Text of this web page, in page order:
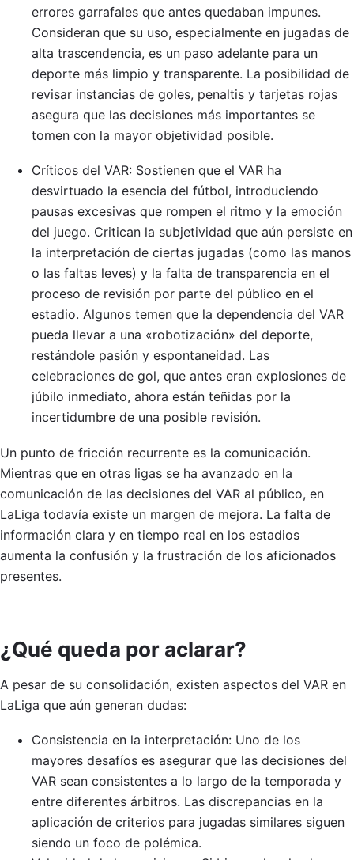
errores garrafales que antes quedaban impunes.
Consideran que su uso, especialmente en jugadas de
alta trascendencia, es un paso adelante para un
deporte más limpio y transparente. La posibilidad de
revisar instancias de goles, penaltis y tarjetas rojas
asegura que las decisiones más importantes se
tomen con la mayor objetividad posible.
Críticos del VAR: Sostienen que el VAR ha
desvirtuado la esencia del fútbol, introduciendo
pausas excesivas que rompen el ritmo y la emoción
del juego. Critican la subjetividad que aún persiste en
la interpretación de ciertas jugadas (como las manos
o las faltas leves) y la falta de transparencia en el
proceso de revisión por parte del público en el
estadio. Algunos temen que la dependencia del VAR
pueda llevar a una «robotización» del deporte,
restándole pasión y espontaneidad. Las
celebraciones de gol, que antes eran explosiones de
júbilo inmediato, ahora están teñidas por la
incertidumbre de una posible revisión.
Un punto de fricción recurrente es la comunicación.
Mientras que en otras ligas se ha avanzado en la
comunicación de las decisiones del VAR al público, en
LaLiga todavía existe un margen de mejora. La falta de
información clara y en tiempo real en los estadios
aumenta la confusión y la frustración de los aficionados
presentes.
¿Qué queda por aclarar?
A pesar de su consolidación, existen aspectos del VAR en
LaLiga que aún generan dudas:
Consistencia en la interpretación: Uno de los
mayores desafíos es asegurar que las decisiones del
VAR sean consistentes a lo largo de la temporada y
entre diferentes árbitros. Las discrepancias en la
aplicación de criterios para jugadas similares siguen
siendo un foco de polémica.